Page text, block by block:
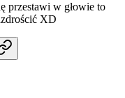
przestawi w głowie to
XD